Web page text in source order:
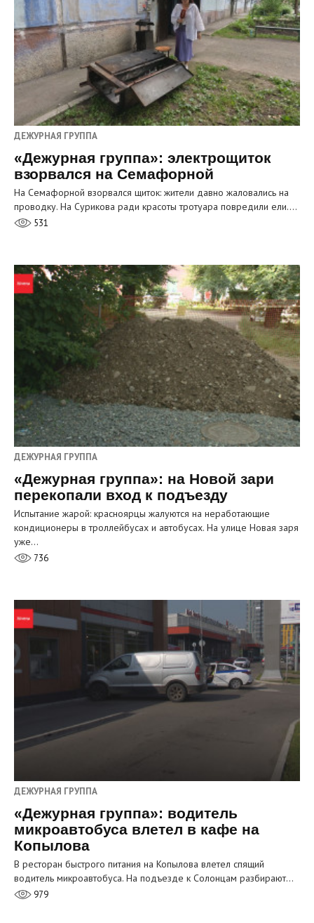
ДЕЖУРНАЯ ГРУППА
«Дежурная группа»: электрощиток
взорвался на Семафорной
На Семафорной взорвался щиток: жители давно жаловались на
проводку. На Сурикова ради красоты тротуара повредили ели.…
531
ДЕЖУРНАЯ ГРУППА
«Дежурная группа»: на Новой зари
перекопали вход к подъезду
Испытание жарой: красноярцы жалуются на неработающие
кондиционеры в троллейбусах и автобусах. На улице Новая заря
уже…
736
ДЕЖУРНАЯ ГРУППА
«Дежурная группа»: водитель
микроавтобуса влетел в кафе на
Копылова
В ресторан быстрого питания на Копылова влетел спящий
водитель микроавтобуса. На подъезде к Солонцам разбирают…
979